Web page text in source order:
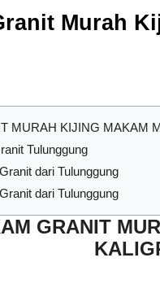
Murah
MURAH KIJING MAKAM
Tulunggung
dari Tulunggung
dari Tulunggung
GRANIT